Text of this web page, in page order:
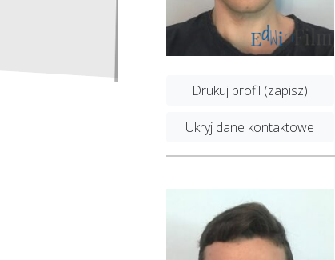
Drukuj profil (zapisz)
Ukryj dane kontaktowe